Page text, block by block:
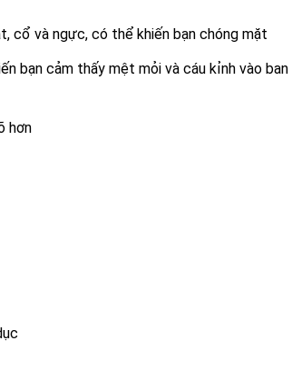
cổ và ngực, có thể khiến bạn chóng mặt
bạn cảm thấy mệt mỏi và cáu kỉnh vào ban
hơn